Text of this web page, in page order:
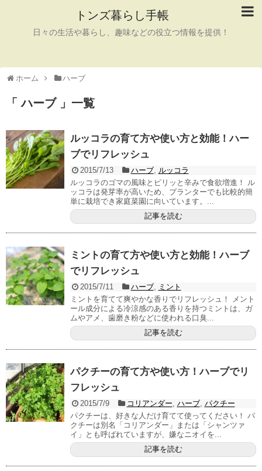
トンズ暮らし手帳
日々の生活や暮らし、趣味などの役立つ情報を提供！
ホーム ハーブ
「 ハーブ 」一覧
ルッコラの育て方や使い方と効能！ハー
ブでリフレッシュ
2015/7/13 ハーブ, ルッコラ
ルッコラのゴマの風味とピリッと辛みで食欲増進！ ル
ッコラは発芽率が高いため、プランターでも比較的簡
単に栽培でき家庭菜園に向いています。...
記事を読む
ミントの育て方や使い方と効能！ハーブ
でリフレッシュ
2015/7/11 ハーブ, ミント
ミントを育てて爽やかな香りでリフレッシュ！ メント
ール成分による冷涼感のある香りを持つミントは、ガ
ムやアメ、歯磨き粉などに使われる口臭...
記事を読む
パクチーの育て方や使い方！ハーブでリ
フレッシュ
2015/7/9 コリアンダー, ハーブ, パクチー
パクチーは、好きな人だけ育てて使ってください！ パ
クチーは別名「コリアンダー」または「シャンツァ
イ」とも呼ばれていますが、嫌なニオイを...
記事を読む